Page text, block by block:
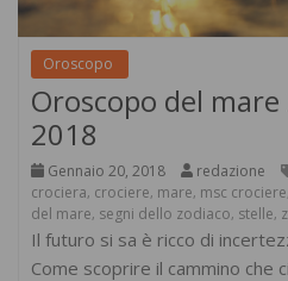
Oroscopo
Oroscopo del
2018
Gennaio 20, 2018 redazione
crociera, crociere, mare, msc crociere
del mare, segni dello zodiaco, stelle,
Il futuro si sa è ricco di
Come scoprire il cammino che